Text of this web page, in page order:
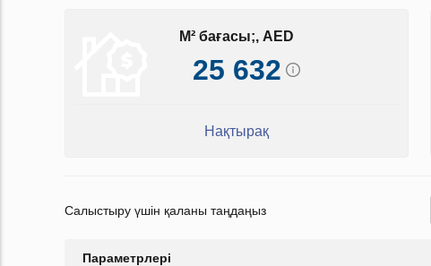
M² бағасы;, AED
25 632
Нақтырақ
Салыстыру үшін қаланы таңдаңыз
Параметрлері